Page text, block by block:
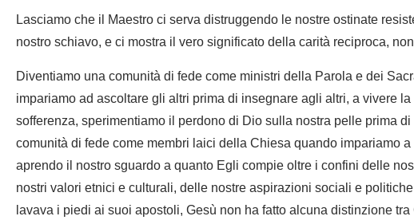
Lasciamo che il Maestro ci serva distruggendo le nostre ostinate
nostro schiavo, e ci mostra il vero significato della carità reciproca,
Diventiamo una comunità di fede come ministri della Parola e dei
impariamo ad ascoltare gli altri prima di insegnare agli altri, a vivere
sofferenza, sperimentiamo il perdono di Dio sulla nostra pelle prima
comunità di fede come membri laici della Chiesa quando impariamo
aprendo il nostro sguardo a quanto Egli compie oltre i confini delle
nostri valori etnici e culturali, delle nostre aspirazioni sociali e
lavava i piedi ai suoi apostoli, Gesù non ha fatto alcuna distinzione